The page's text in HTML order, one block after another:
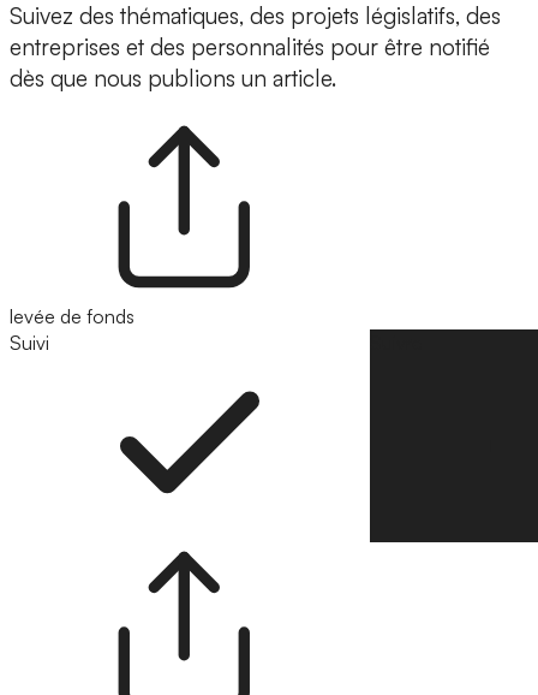
Suivez des thématiques, des projets législatifs, des
entreprises et des personnalités pour être notifié
dès que nous publions un article.
levée de fonds
Suivi